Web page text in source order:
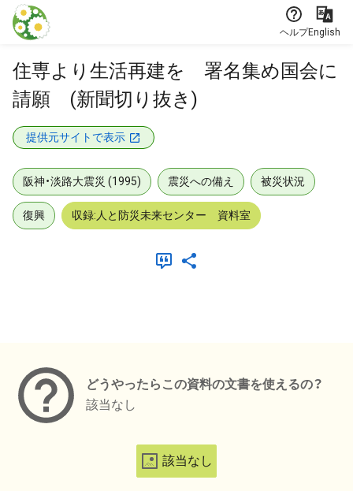
本文に飛ぶ
ヘルプEnglish
住専より生活再建を 署名集め国会に
請願 (新聞切り抜き)
提供元サイトで表示
阪神・淡路大震災 (1995) 震災への備え 被災状況
復興 収録:人と防災未来センター 資料室
どうやったらこの資料の文書を使えるの？
該当なし
該当なし